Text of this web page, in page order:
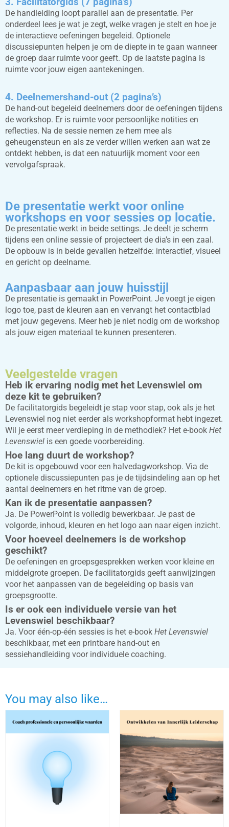
De handleiding loopt parallel aan de presentatie. Per
onderdeel lees je wat je zegt, welke vragen je stelt en hoe je
de interactieve oefeningen begeleid. Optionele
discussiepunten helpen je om de diepte in te gaan wanneer
de groep daar ruimte voor geeft. Op de laatste pagina is
ruimte voor jouw eigen aantekeningen.
4. Deelnemershand-out (2 pagina’s)
De hand-out begeleid deelnemers door de oefeningen tijdens
de workshop. Er is ruimte voor persoonlijke notities en
reflecties. Na de sessie nemen ze hem mee als
geheugensteun en als ze verder willen werken aan wat ze
ontdekt hebben, is dat een natuurlijk moment voor een
vervolgafspraak.
De presentatie werkt voor online
workshops en voor sessies op locatie.
De presentatie werkt in beide settings. Je deelt je scherm
tijdens een online sessie of projecteert de dia’s in een zaal.
De opbouw is in beide gevallen hetzelfde: interactief, visueel
en gericht op deelname.
Aanpasbaar aan jouw huisstijl
De presentatie is gemaakt in PowerPoint. Je voegt je eigen
logo toe, past de kleuren aan en vervangt het contactblad
met jouw gegevens. Meer heb je niet nodig om de workshop
als jouw eigen materiaal te kunnen presenteren.
Veelgestelde vragen
Heb ik ervaring nodig met het Levenswiel om
deze kit te gebruiken?
De facilitatorgids begeleidt je stap voor stap, ook als je het
Levenswiel nog niet eerder als workshopformat hebt ingezet.
Wil je eerst meer verdieping in de methodiek? Het e-book Het
Levenswiel is een goede voorbereiding.
Hoe lang duurt de workshop?
De kit is opgebouwd voor een halvedagworkshop. Via de
optionele discussiepunten pas je de tijdsindeling aan op het
aantal deelnemers en het ritme van de groep.
Kan ik de presentatie aanpassen?
Ja. De PowerPoint is volledig bewerkbaar. Je past de
volgorde, inhoud, kleuren en het logo aan naar eigen inzicht.
Voor hoeveel deelnemers is de workshop
geschikt?
De oefeningen en groepsgesprekken werken voor kleine en
middelgrote groepen. De facilitatorgids geeft aanwijzingen
voor het aanpassen van de begeleiding op basis van
groepsgrootte.
Is er ook een individuele versie van het
Levenswiel beschikbaar?
Ja. Voor één-op-één sessies is het e-book Het Levenswiel
beschikbaar, met een printbare hand-out en
sessiehandleiding voor individuele coaching.
You may also like…